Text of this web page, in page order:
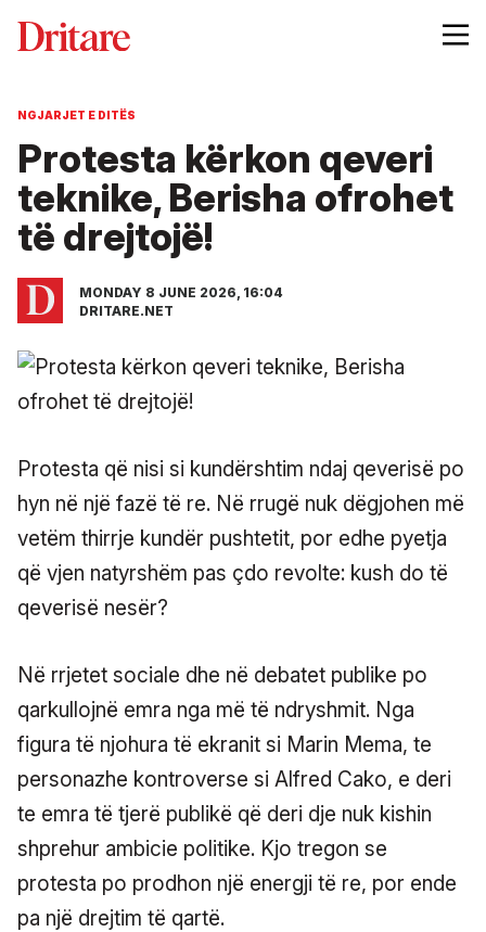
NGJARJET E DITËS
Protesta kërkon qeveri
teknike, Berisha ofrohet
të drejtojë!
MONDAY 8 JUNE 2026, 16:04
DRITARE.NET
Protesta që nisi si kundërshtim ndaj qeverisë po
hyn në një fazë të re. Në rrugë nuk dëgjohen më
vetëm thirrje kundër pushtetit, por edhe pyetja
që vjen natyrshëm pas çdo revolte: kush do të
qeverisë nesër?
Në rrjetet sociale dhe në debatet publike po
qarkullojnë emra nga më të ndryshmit. Nga
figura të njohura të ekranit si Marin Mema, te
personazhe kontroverse si Alfred Cako, e deri
te emra të tjerë publikë që deri dje nuk kishin
shprehur ambicie politike. Kjo tregon se
protesta po prodhon një energji të re, por ende
pa një drejtim të qartë.